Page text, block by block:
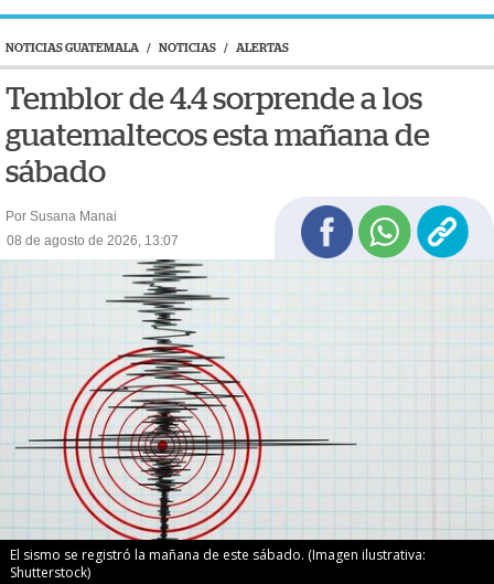
NOTICIAS GUATEMALA / NOTICIAS / ALERTAS
Temblor de 4.4 sorprende a los
guatemaltecos esta mañana de
sábado
Por Susana Manai
08 de agosto de 2026, 13:07
El sismo se registró la mañana de este sábado. (Imagen ilustrativa:
Shutterstock)